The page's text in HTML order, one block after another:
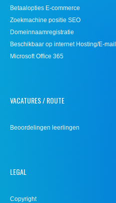
Betaalopties E-commerce
Zoekmachine positie SEO
Domeinnaamregistratie
Beschikbaar op internet Hosting/E-mail
Microsoft Office 365
VACATURES / ROUTE
Beoordelingen leerlingen
LEGAL
Copyright